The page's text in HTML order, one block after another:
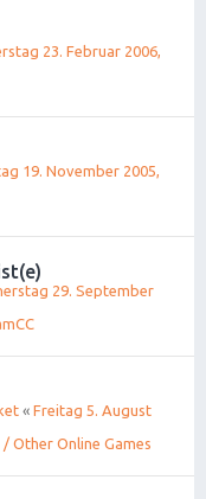
23. Februar 2006,
19. November 2005,
29. September
« Freitag 5. August
Other Online Games